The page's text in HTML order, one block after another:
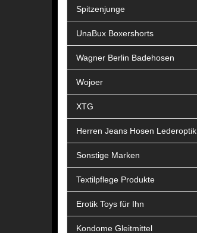
Spitzenjunge
UnaBux Boxershorts
Wagner Berlin Badehosen
Wojoer
XTG
Herren Jeans Hosen Lederoptik
Sonstige Marken
Textilpflege Produkte
Erotik Toys für Ihn
Kondome Gleitmittel